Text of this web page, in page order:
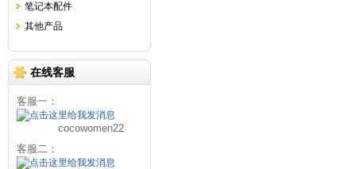
笔记本配件
其他产品
在线客服
客服一：
cocowomen22
客服二：